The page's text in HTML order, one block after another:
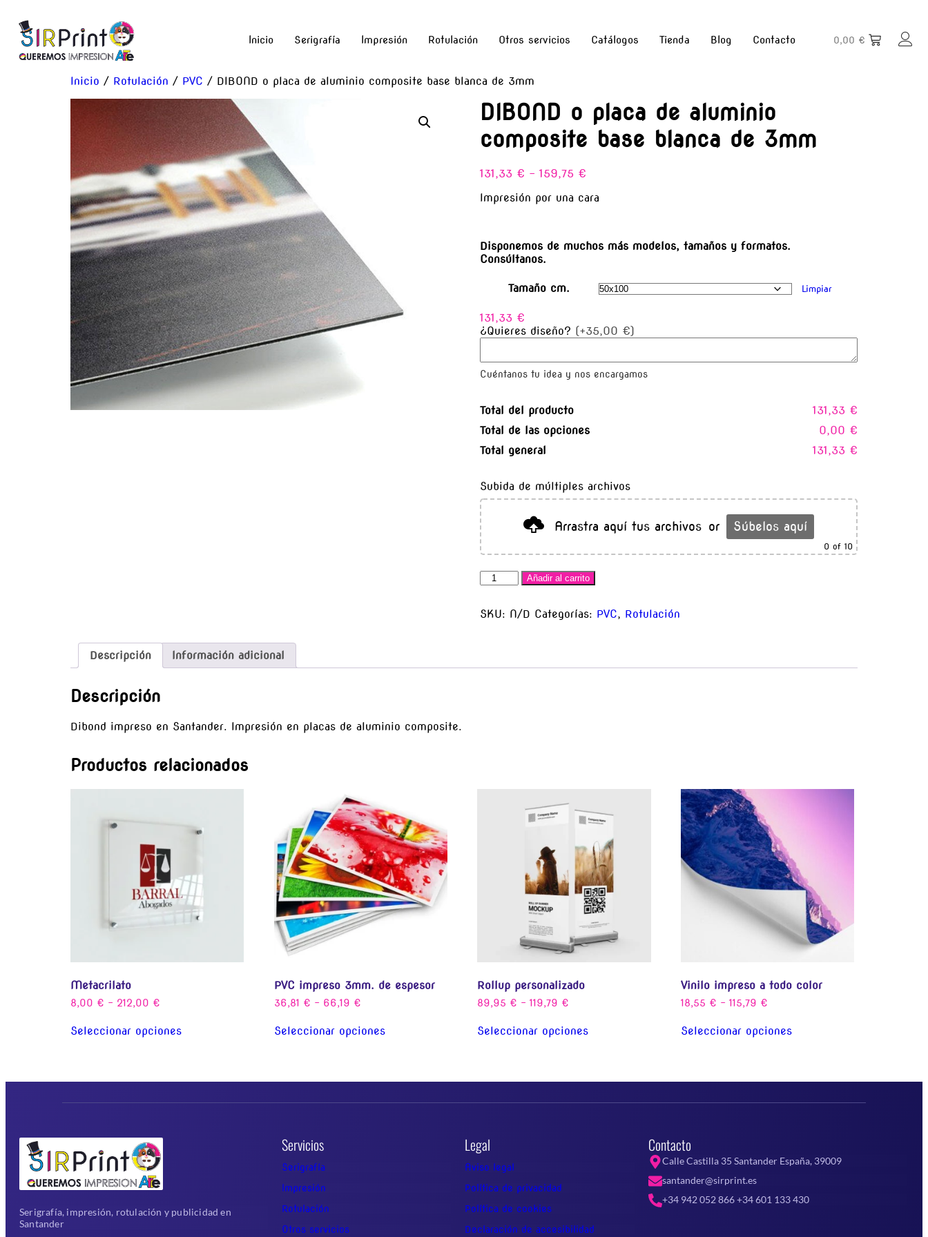
Inicio Serigrafía Impresión Rotulación Otros servicios Catálogos Tienda Blog Contacto 0,00 €
Inicio / Rotulación / PVC / DIBOND o placa de aluminio composite base blanca de 3mm
DIBOND o placa de aluminio
composite base blanca de 3mm
131,33 € - 159,75 €
Impresión por una cara
Disponemos de muchos más modelos, tamaños y formatos.
Consúltanos.
Tamaño cm. Limpiar
131,33 €
¿Quieres diseño? (+35,00 €)
Cuéntanos tu idea y nos encargamos
Total del producto
131,33 €
Total de las opciones
0,00 €
Total general
131,33 €
Subida de múltiples archivos
Arrastra aquí tus archivos or Súbelos aquí
0 of 10
Añadir al carrito
SKU: N/D Categorías: PVC, Rotulación
Descripción Información adicional
Descripción
Dibond impreso en Santander. Impresión en placas de aluminio composite.
Productos relacionados
Metacrilato
8,00 € - 212,00 €
Seleccionar opciones
PVC impreso 3mm. de espesor
36,81 € - 66,19 €
Seleccionar opciones
Rollup personalizado
89,95 € - 119,79 €
Seleccionar opciones
Vinilo impreso a todo color
18,55 € - 115,79 €
Seleccionar opciones
Serigrafía, impresión, rotulación y publicidad en
Santander
Servicios
Serigrafía
Impresión
Rotulación
Otros servicios
Legal
Aviso legal
Política de privacidad
Política de cookies
Declaración de accesibilidad
Contacto
Calle Castilla 35 Santander España, 39009
santander@sirprint.es
+34 942 052 866 +34 601 133 430